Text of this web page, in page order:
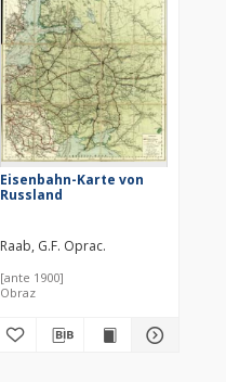
Eisenbahn-Karte von
Russland
Raab, G.F. Oprac.
[ante 1900]
Obraz